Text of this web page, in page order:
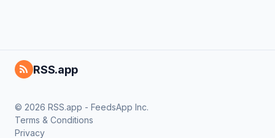
RSS.app
© 2026 RSS.app - FeedsApp Inc.
Terms & Conditions
Privacy